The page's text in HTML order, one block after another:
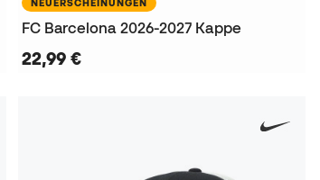
NEUERSCHEINUNGEN
FC Barcelona 2026-2027 Kappe
22,99 €